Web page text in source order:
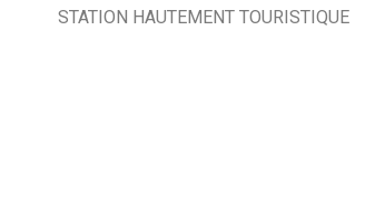
STATION HAUTEMENT TOURISTIQUE